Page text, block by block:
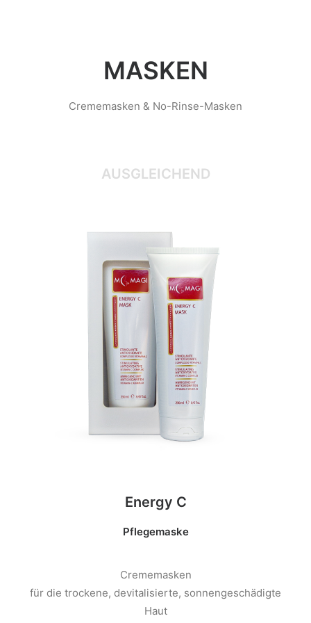
MASKEN
Crememasken & No-Rinse-Masken
AUSGLEICHEND
Energy C
Pflegemaske
Crememasken
für die trockene, devitalisierte, sonnengeschädigte
Haut